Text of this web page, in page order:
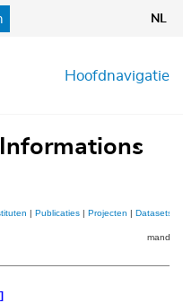
NL
Hoofdnavigatie
| Publicaties| Projecten | Datasets
mandje